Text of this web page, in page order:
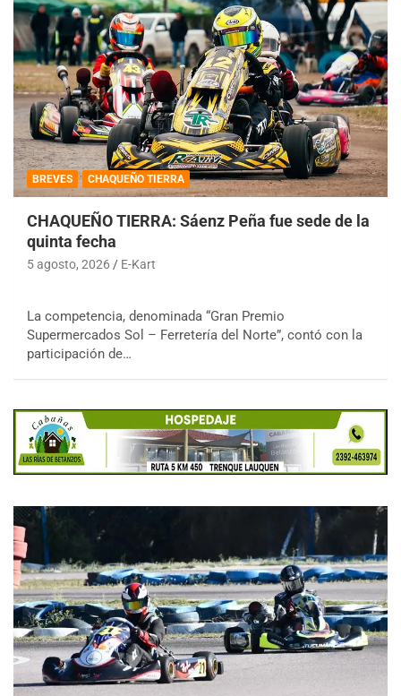
BREVES CHAQUEÑO TIERRA
CHAQUEÑO TIERRA: Sáenz Peña fue sede de la
quinta fecha
5 agosto, 2026 E-Kart
La competencia, denominada “Gran Premio
Supermercados Sol – Ferretería del Norte”, contó con la
participación de…